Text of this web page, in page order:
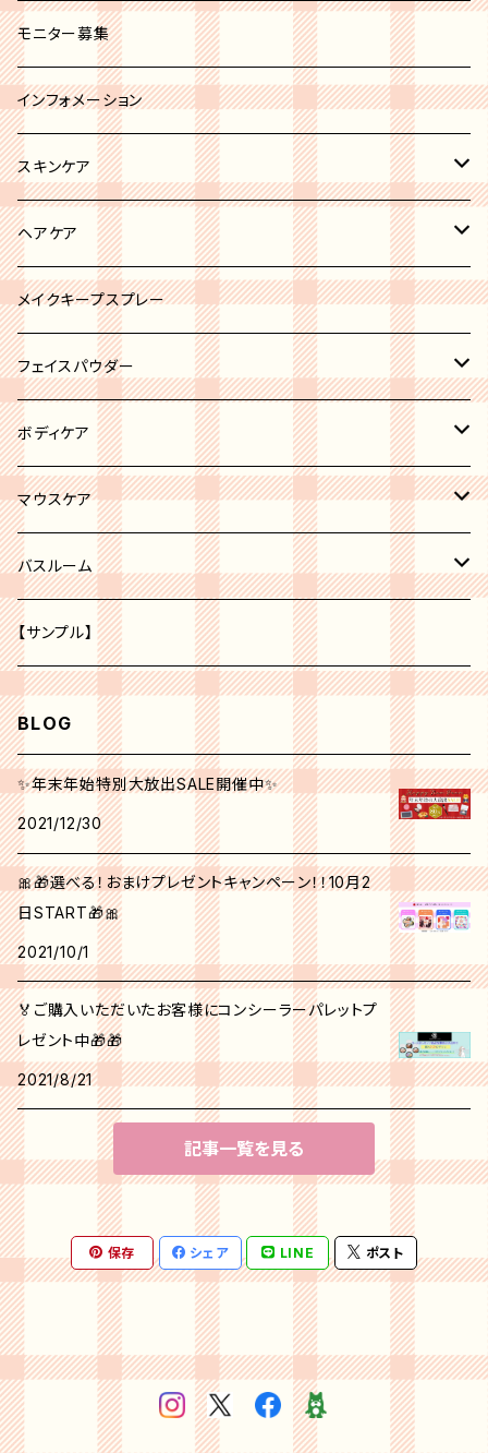
セミオペーク
ホワイト系
ブラック系
グレー系
ブルー系
ブラウン系
ピンク系
イエロー系
レッド系
オレンジ系
パープル系
グリーン系
クリエイティブ ミー No.1
シンクピンクパレット
フォールフェスティバル
ウィンターベリーパレット
ブラシカバー
その他
モニター募集
インフォメーション
スキンケア
リップトリートメント
ボディケア
ニキビケア
洗顔
化粧水
美容液
ピーリング
クリーム
美白
角質ケア
日焼け止め
マスク
アイクリーム
ヘアケア
ヘアオイル
メイクキープスプレー
フェイスパウダー
ハイライト
ボディケア
ボディークリーム
マウスケア
歯磨き粉
バスルーム
トイレ
【サンプル】
BLOG
✨年末年始特別大放出SALE開催中✨
2021/12/30
🎀🎁選べる！おまけプレゼントキャンペーン！！10月2
日START🎁🎀
2021/10/1
🏅ご購入いただいたお客様にコンシーラーパレットプ
レゼント中🎁🎁
2021/8/21
記事一覧を見る
保存 シェア LINE ポスト